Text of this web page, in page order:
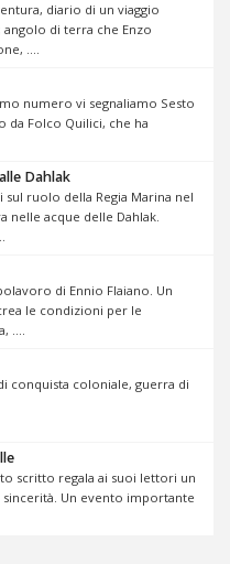
diario di un viaggio
angolo di terra che Enzo
....
numero vi segnaliamo Sesto
da Folco Quilici, che ha
Dahlak
ruolo della Regia Marina nel
nelle acque delle Dahlak.
di Ennio Flaiano. Un
le condizioni per le
....
conquista coloniale, guerra di
scritto regala ai suoi lettori un
Un evento importante